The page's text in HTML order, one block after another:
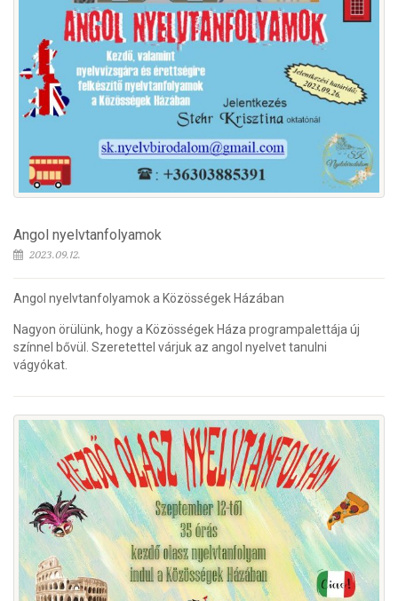
Angol nyelvtanfolyamok
2023.09.12.
Angol nyelvtanfolyamok a Közösségek Házában
Nagyon örülünk, hogy a Közösségek Háza programpalettája új
színnel bővül. Szeretettel várjuk az angol nyelvet tanulni
vágyókat.